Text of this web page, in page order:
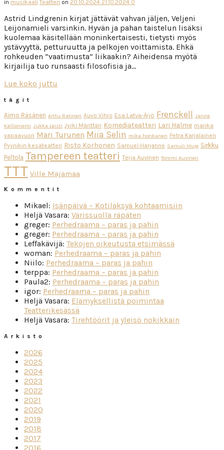
in musikaali Teatteri on 20.10.2024 21.10.2024 0
Astrid Lindgrenin kirjat jättävät vahvan jäljen, Veljeni
Leijonamieli varsinkin. Hyvän ja pahan taistelun lisäksi
kuolemaa käsitellään moninkertaisesti, tietysti myös
ystävyyttä, petturuutta ja pelkojen voittamista. Ehkä
rohkeuden ”vaatimusta” liikaakin? Aiheidensa myötä
kirjailija tuo runsaasti filosofisia ja…
Lue koko juttu
tägit
Aimo Räsänen Arttu Ratinen Auvo Vihro Esa Latva-Äijö Frenckell
Janne
Kallioniemi
Jukka Leisti Jyrki Mänttäri Komediateatteri Lari Halme marika
vapaavuori Mari Turunen Miia Selin mika honkanen Petra Karjalainen
Pyynikin kesäteatteri Risto Korhonen Samuel Harjanne Samuli Muje Sirkku
Peltola Tampereen teatteri Teija Auvinen Tommi Auvinen
TTT Ville Majamaa
Kommentit
Mikael: Isänpäivä – Kotiläksyä kohtaamisiin
Heljä Vasara: Varissuolla räpäten
greger: Perhedraama – paras ja pahin
greger: Perhedraama – paras ja pahin
Leffakävijä: Tekojen oikeutusta etsimässä
woman: Perhedraama – paras ja pahin
Niilo: Perhedraama – paras ja pahin
terppa: Perhedraama – paras ja pahin
Paula2: Perhedraama – paras ja pahin
igor: Perhedraama – paras ja pahin
Heljä Vasara: Elämyksellistä poimintaa
Teatterikesässä
Heljä Vasara: Tirehtöörit ja yleisö nokikkain
Arkisto
2026
2025
2024
2023
2022
2021
2020
2019
2018
2017
2016